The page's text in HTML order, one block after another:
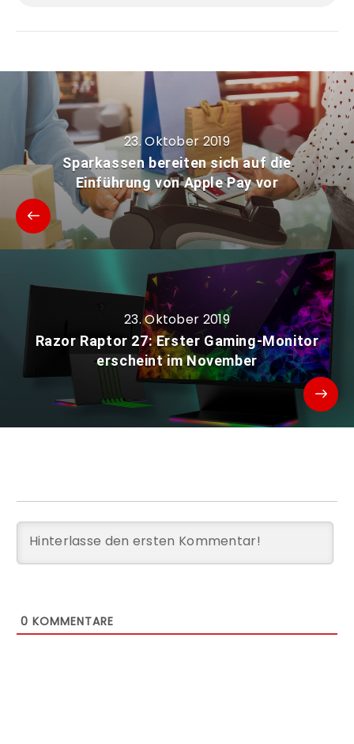
23. Oktober 2019
Sparkassen bereiten sich auf die
Einführung von Apple Pay vor
23. Oktober 2019
Razor Raptor 27: Erster Gaming-Monitor
erscheint im November
0 KOMMENTARE